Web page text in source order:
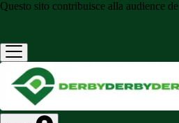
Questo sito contribuisce alla audience de